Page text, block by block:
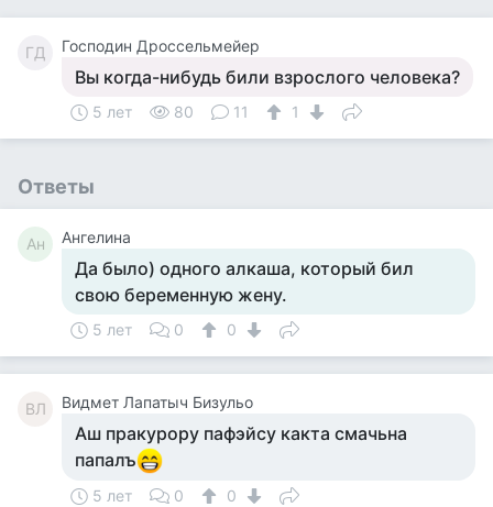
ГД Господин Дроссельмейер
Вы когда-нибудь били взрослого человека?
5 лет 80 11 1
Ответы
Ан Ангелина
Да было) одного алкаша, который бил
свою беременную жену.
5 лет 0 0
ВЛ Видмет Лапатыч Бизульо
Аш пракурору пафэйсу какта смачьна
папалъ
5 лет 0 0